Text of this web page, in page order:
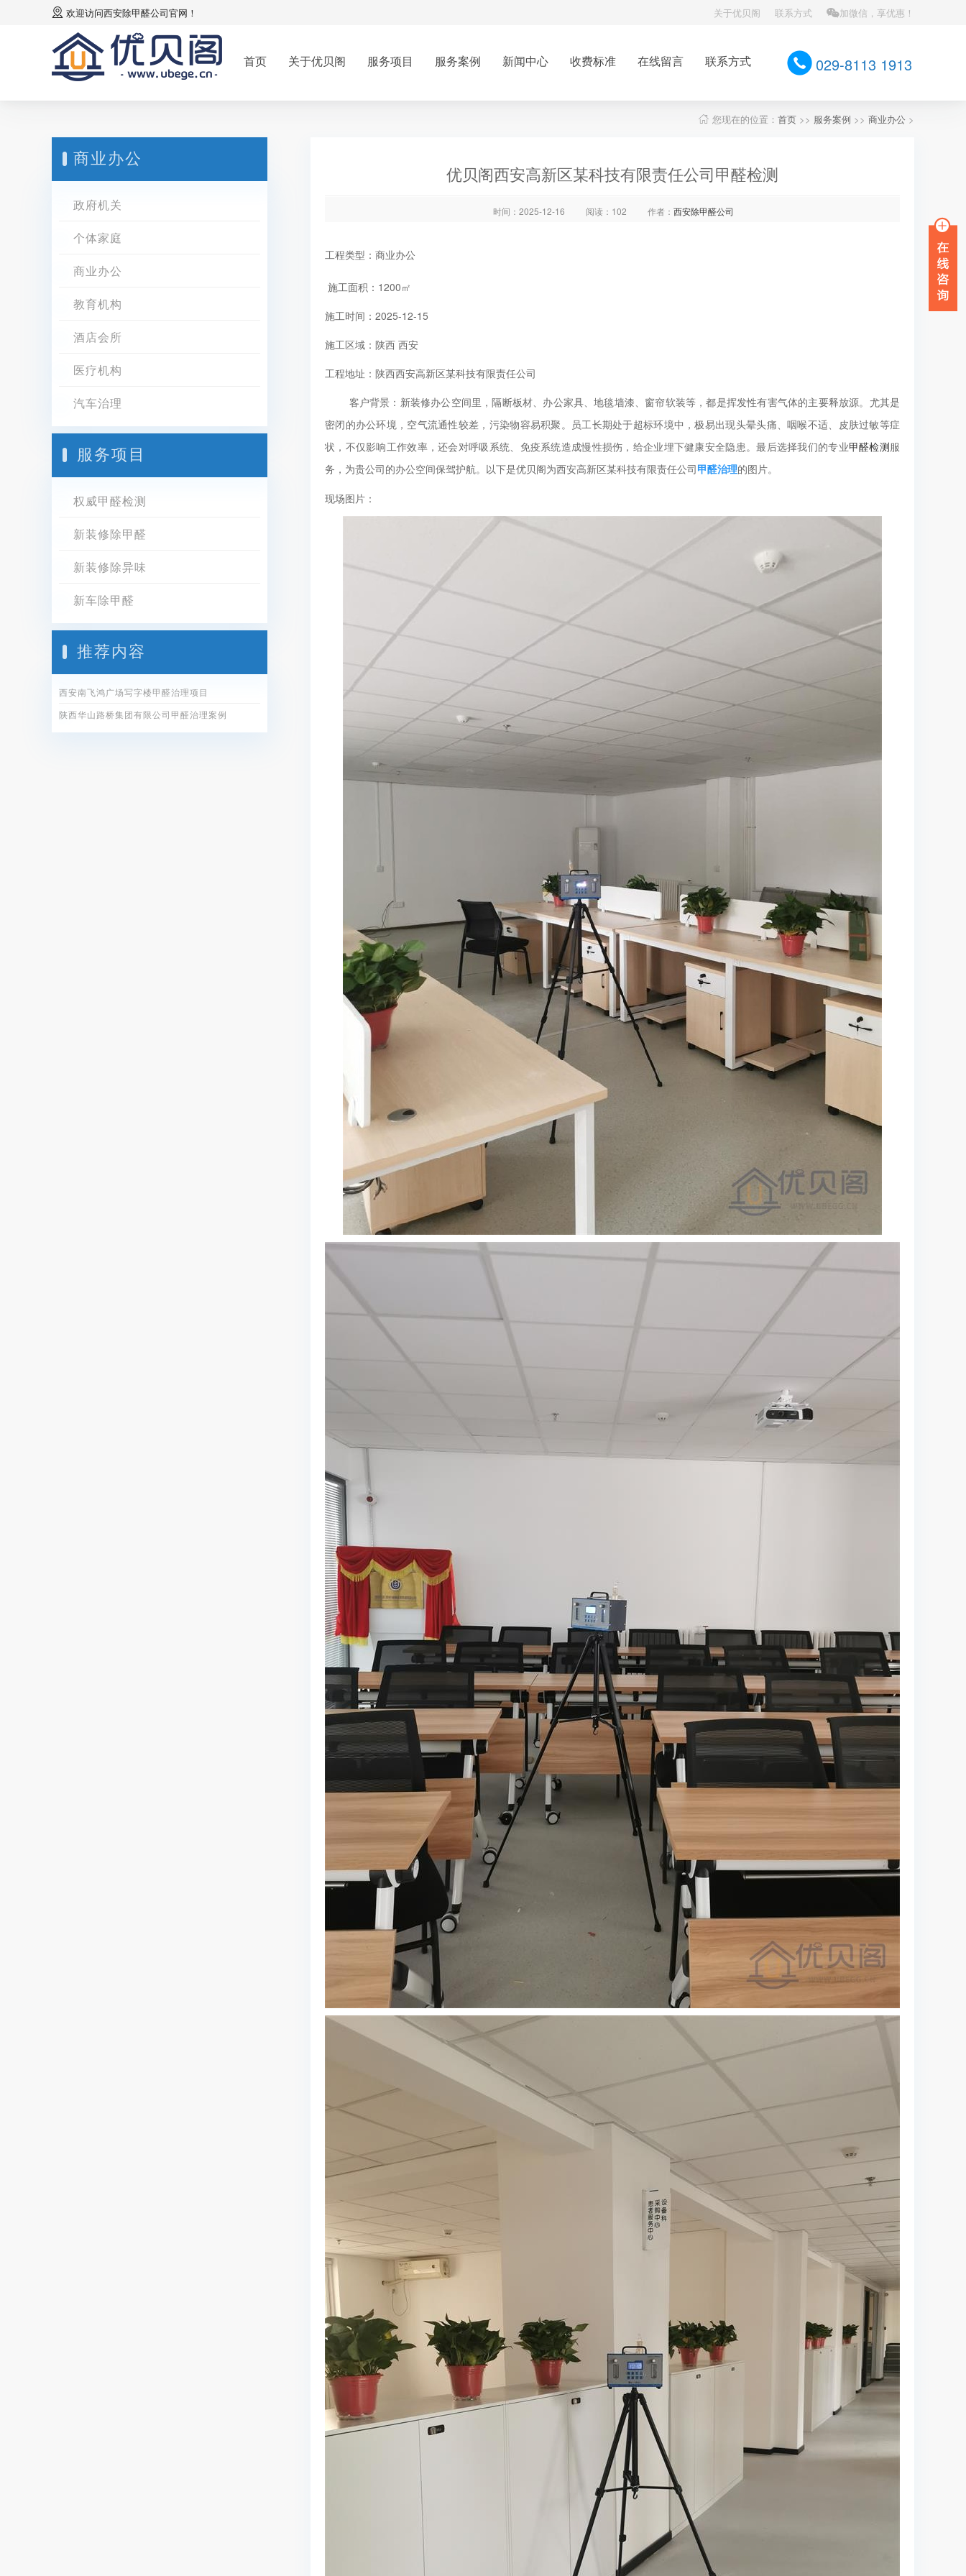
欢迎访问西安除甲醛公司官网！ 关于优贝阁 联系方式 加微信，享优惠！
首页 关于优贝阁 服务项目 服务案例 新闻中心 收费标准 在线留言 联系方式 029-8113 1913
您现在的位置： 首页 >> 服务案例 >> 商业办公 >
商业办公
政府机关
个体家庭
商业办公
教育机构
酒店会所
医疗机构
汽车治理
服务项目
权威甲醛检测
新装修除甲醛
新装修除异味
新车除甲醛
推荐内容
西安南飞鸿广场写字楼甲醛治理项目
陕西华山路桥集团有限公司甲醛治理案例
优贝阁西安高新区某科技有限责任公司甲醛检测
时间：2025-12-16 阅读：102 作者： 西安除甲醛公司
工程类型：商业办公
施工面积：1200㎡
施工时间：2025-12-15
施工区域：陕西 西安
工程地址：陕西西安高新区某科技有限责任公司
客户背景： 新装修办公空间里，隔断板材、办公家具、地毯墙漆、窗帘软装等，都是挥发性有害气体的主要释放源。尤其是
密闭的办公环境，空气流通性较差，污染物容易积聚。员工长期处于超标环境中，极易出现头晕头痛、咽喉不适、皮肤过敏等症
状，不仅影响工作效率，还会对呼吸系统、免疫系统造成慢性损伤，给企业埋下健康安全隐患。最后选择我们的专业甲醛检测服
务，为贵公司的办公空间保驾护航。 以下是优贝阁为西安高新区某科技有限责任公司甲醛治理的图片。
现场图片：